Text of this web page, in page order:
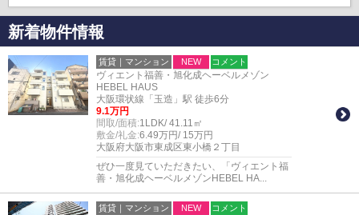
新着物件情報
賃貸｜マンション NEW コメント
ヴィエント福善・旭化成ヘーベルメゾン
HEBEL HAUS
大阪環状線「玉造」駅 徒歩6分
9.1万円
間取/面積:1LDK/ 41.11㎡
敷金/礼金:6.49万円/ 15万円
大阪府大阪市東成区東小橋２丁目
ぜひ一度見ていただきたい、「ヴィエント福
善・旭化成ヘーベルメゾンHEBEL HA...
賃貸｜マンション NEW コメント